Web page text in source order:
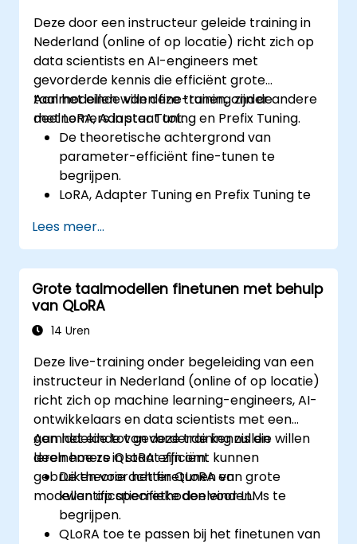
Deze door een instructeur geleide training in
Nederland (online of op locatie) richt zich op
data scientists en AI-engineers met
gevorderde kennis die efficiënt grote
taalmodellen willen fine-tunen, onder andere
met LoRA, Adapter Tuning en Prefix Tuning.
Aan het einde van deze training zijn de
deelnemers in staat tot:
De theoretische achtergrond van
parameter-efficiënt fine-tunen te
begrijpen.
LoRA, Adapter Tuning en Prefix Tuning te
Face PEFT.
De prestaties en kostenverhoudingen van
PEFT-technieken te vergelijken met
volledig fine-tunen.
Gefine-tunde grote taalmodellen te
implementeren en te schalen, waarbij de
opslagruimte wordt verminderd.
Lees meer...
Grote taalmodellen finetunen met behulp
van QLoRA
14 Uren
Deze live-training onder begeleiding van een
instructeur in Nederland (online of op locatie)
richt zich op machine learning-engineers, AI-
ontwikkelaars en data scientists met een
gemiddelde tot gevorderde kennis die willen
leren hoe ze QLoRA efficiënt kunnen
gebruiken voor het finetunen van grote
modellen op specifieke doeleinden.
Aan het einde van deze training zullen
deelnemers in staat zijn om:
De theorie achter QLoRA en
kwantificatiemethoden voor LLMs te
begrijpen.
QLoRA toe te passen bij het finetunen van